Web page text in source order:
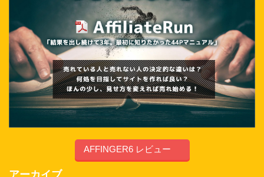
AFFINGER6 レビュー
アーカイブ